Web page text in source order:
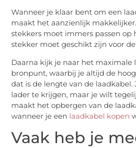
Wanneer je klaar bent om een
maakt het aanzienlijk
stekkers moet immers passen op
stekker moet geschikt zijn voor
Daarna kijk je naar het
bronpunt, waarbij je altijd de
dat is de lengte van de
lader te krijgen, maar je wilt
maakt het opbergen van de
wanneer je een laadkabel kopen
Vaak heb je